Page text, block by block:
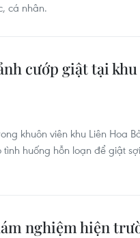
cá nhân.
cướp giật tại
khuôn viên khu Liên Hoa
huống hỗn loạn để giật
nghiệm hiện